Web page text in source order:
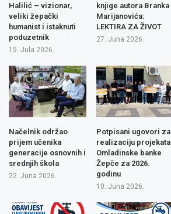
Halilić – vizionar,
veliki žepački
humanist i istaknuti
poduzetnik
15. Jula 2026.
knjige autora Branka
Marijanovića:
LEKTIRA ZA ŽIVOT
27. Juna 2026.
Načelnik održao
prijem učenika
generacije osnovnih i
srednjih škola
22. Juna 2026.
Potpisani ugovori za
realizaciju projekata
Omladinske banke
Žepče za 2026.
godinu
10. Juna 2026.